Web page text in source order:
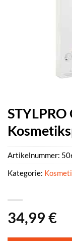
34,99 €
Artikelnummer:
Kategorie: